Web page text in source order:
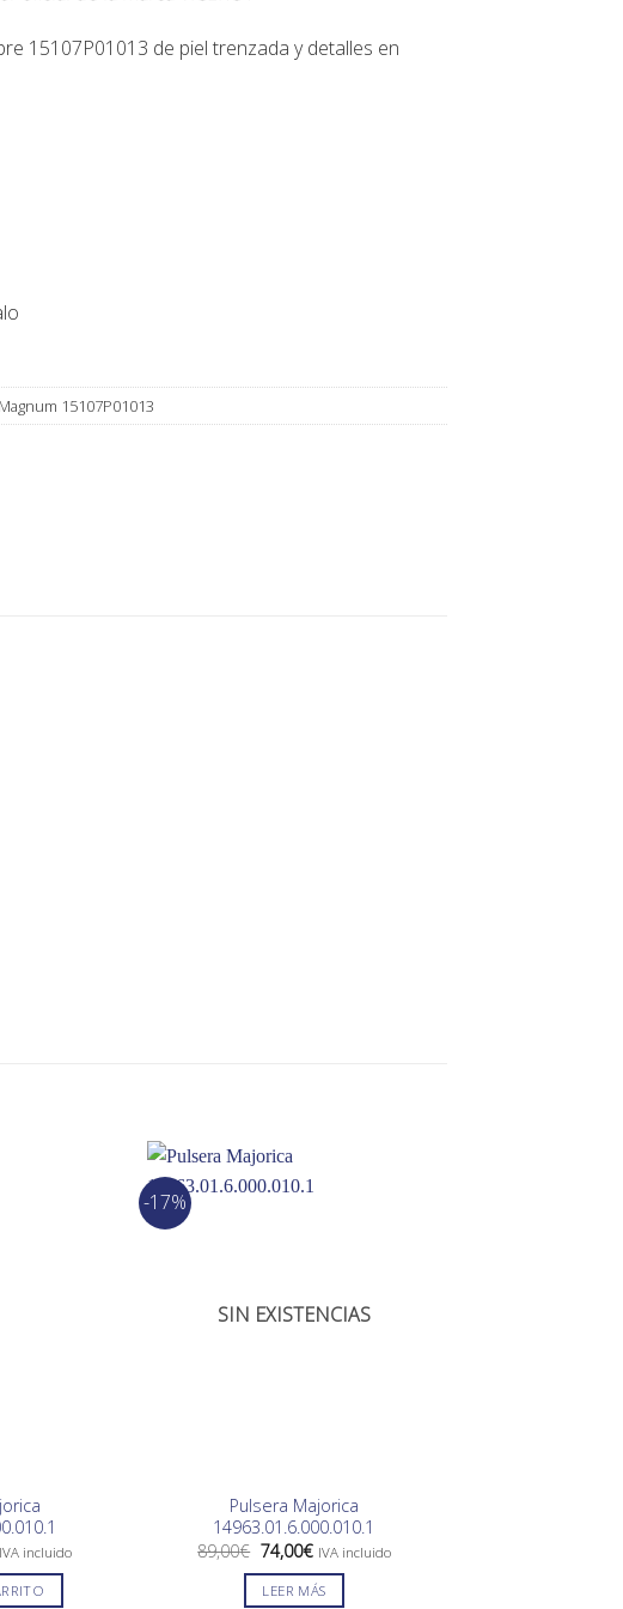
15107P01013 de piel trenzada y detalles en
15107P01013
IVA incluido
-17%
SIN EXISTENCIAS
Pulsera Majorica
14963.01.6.000.010.1
89,00€ El
precio
original
era:
74,00€El
actual
es:
IVA incluido
LEER MÁS